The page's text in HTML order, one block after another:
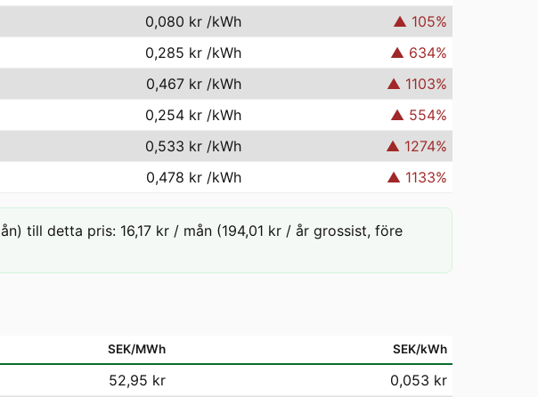
0,080 kr /kWh ▲ 105%
0,285 kr /kWh ▲ 634%
0,467 kr /kWh ▲ 1103%
0,254 kr /kWh ▲ 554%
0,533 kr /kWh ▲ 1274%
0,478 kr /kWh ▲ 1133%
till detta pris: 16,17 kr / mån (194,01 kr / år grossist, före
SEK/MWh SEK/kWh
52,95 kr
0,053 kr